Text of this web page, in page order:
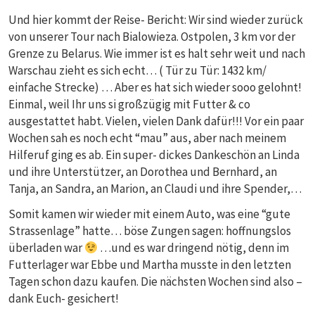
Und hier kommt der Reise- Bericht: Wir sind wieder zurück
von unserer Tour nach Bialowieza. Ostpolen, 3 km vor der
Grenze zu Belarus. Wie immer ist es halt sehr weit und nach
Warschau zieht es sich echt… ( Tür zu Tür: 1432 km/
einfache Strecke) … Aber es hat sich wieder sooo gelohnt!
Einmal, weil Ihr uns si großzügig mit Futter & co
ausgestattet habt. Vielen, vielen Dank dafür!!! Vor ein paar
Wochen sah es noch echt “mau” aus, aber nach meinem
Hilferuf ging es ab. Ein super- dickes Dankeschön an Linda
und ihre Unterstützer, an Dorothea und Bernhard, an
Tanja, an Sandra, an Marion, an Claudi und ihre Spender,…
Somit kamen wir wieder mit einem Auto, was eine “gute
Strassenlage” hatte… böse Zungen sagen: hoffnungslos
überladen war
…und es war dringend nötig, denn im
Futterlager war Ebbe und Martha musste in den letzten
Tagen schon dazu kaufen. Die nächsten Wochen sind also –
dank Euch- gesichert!